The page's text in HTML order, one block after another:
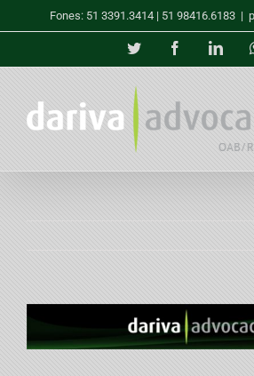
Fones: 51 3391.3414 | 51 98416.6183 |
Twitter Facebook
Image